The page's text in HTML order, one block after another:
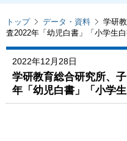
トップ データ・資料
学研
査2022年「幼児白書」「小学生
2022年12月28日
学研教育総合研究所、
年「幼児白書」「小学